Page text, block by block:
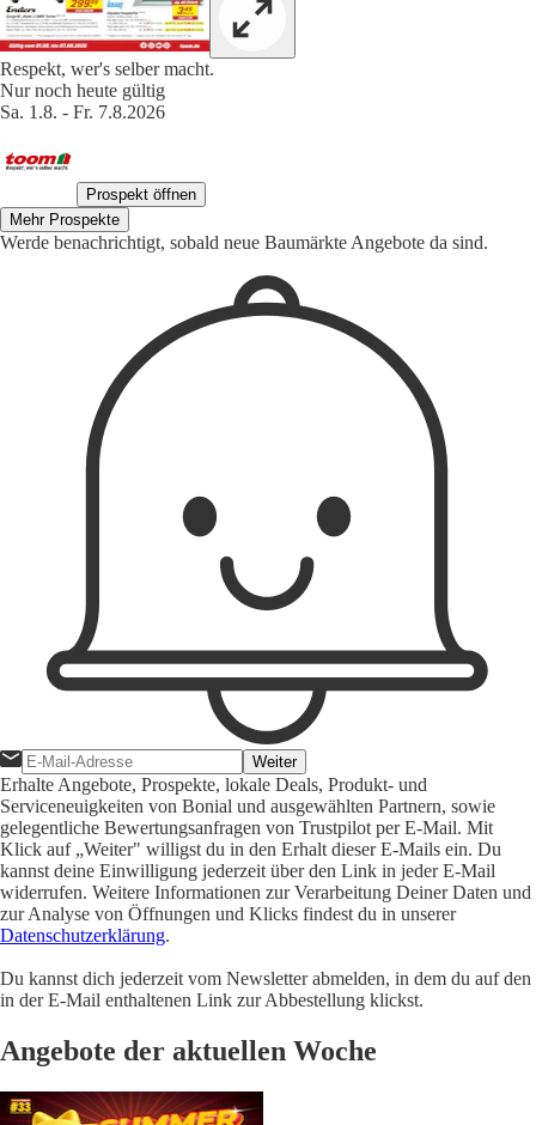
Respekt, wer's selber macht.
Nur noch heute gültig
Sa. 1.8. - Fr. 7.8.2026
Prospekt öffnen
Mehr Prospekte
Werde benachrichtigt, sobald neue Baumärkte Angebote da sind.
Weiter
Erhalte Angebote, Prospekte, lokale Deals, Produkt- und
Serviceneuigkeiten von Bonial und ausgewählten Partnern, sowie
gelegentliche Bewertungsanfragen von Trustpilot per E-Mail. Mit
Klick auf „Weiter" willigst du in den Erhalt dieser E-Mails ein. Du
kannst deine Einwilligung jederzeit über den Link in jeder E-Mail
widerrufen. Weitere Informationen zur Verarbeitung Deiner Daten und
zur Analyse von Öffnungen und Klicks findest du in unserer
Datenschutzerklärung.
Du kannst dich jederzeit vom Newsletter abmelden, in dem du auf den
in der E-Mail enthaltenen Link zur Abbestellung klickst.
Angebote der aktuellen Woche